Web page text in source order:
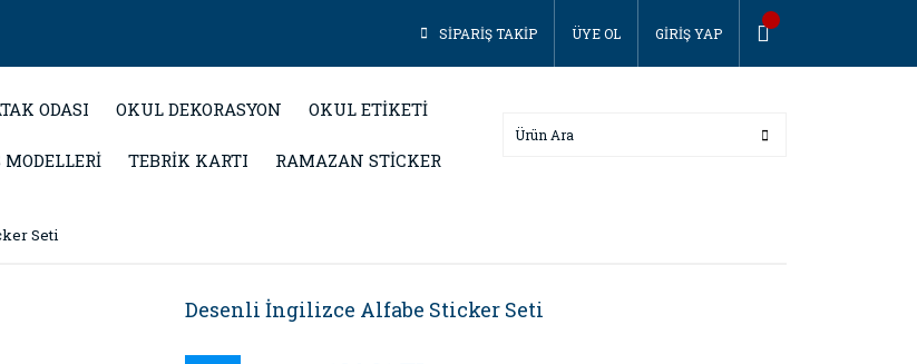
SİPARİŞ TAKİP ÜYE OL GİRİŞ YAP
ODASI OKUL DEKORASYON OKUL ETİKETİ
TEBRİK KARTI RAMAZAN STİCKER
Seti
Desenli İngilizce Alfabe Sticker Seti